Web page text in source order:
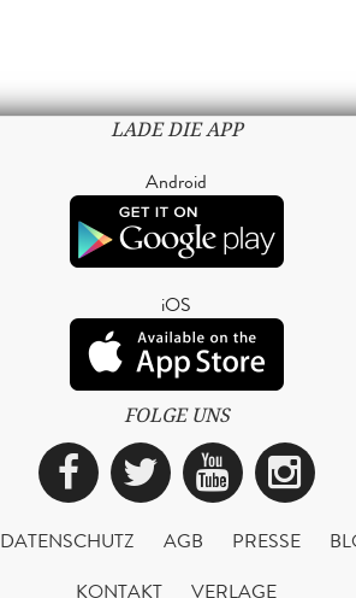
LADE DIE APP
Android
iOS
FOLGE UNS
Facebook
Twitter
DATENSCHUTZ AGB PRESSE
KONTAKT
VERLAGE